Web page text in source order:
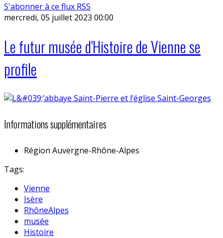
S'abonner à ce flux RSS
mercredi, 05 juillet 2023 00:00
Le futur musée d'Histoire de Vienne se
profile
Informations supplémentaires
Région Auvergne-Rhône-Alpes
Tags:
Vienne
Isère
RhôneAlpes
musée
Histoire